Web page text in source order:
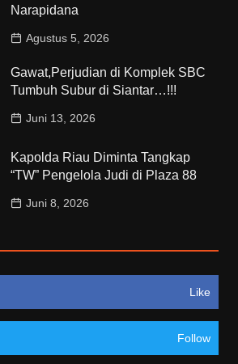
Narapidana
Agustus 5, 2026
Gawat,Perjudian di Komplek SBC
Tumbuh Subur di Siantar…!!!
Juni 13, 2026
Kapolda Riau Diminta Tangkap
“TW” Pengelola Judi di Plaza 88
Juni 8, 2026
Like
Follow